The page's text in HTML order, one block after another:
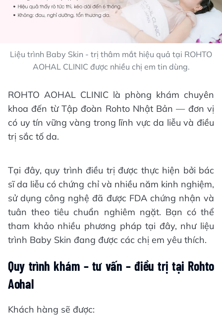
Liệu trình Baby Skin - trị thâm mắt hiệu quả tại ROHTO
AOHAL CLINIC được nhiều chị em tin dùng.
ROHTO AOHAL CLINIC là phòng khám chuyên
khoa đến từ Tập đoàn Rohto Nhật Bản — đơn vị
có uy tín vững vàng trong lĩnh vực da liễu và điều
trị sắc tố da.
Tại đây, quy trình điều trị được thực hiện bởi bác
sĩ da liễu có chứng chỉ và nhiều năm kinh nghiệm,
sử dụng công nghệ đã được FDA chứng nhận và
tuân theo tiêu chuẩn nghiêm ngặt. Bạn có thể
tham khảo nhiều phương pháp tại đây, như liệu
trình Baby Skin đang được các chị em yêu thích.
Quy trình khám – tư vấn – điều trị tại Rohto
Aohal
Khách hàng sẽ được: